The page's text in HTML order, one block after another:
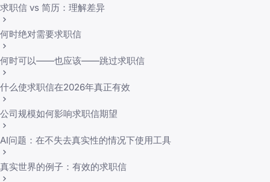
求职信 vs 简历：理解差异
何时绝对需要求职信
何时可以——也应该——跳过求职信
什么使求职信在2026年真正有效
公司规模如何影响求职信期望
AI问题：在不失去真实性的情况下使用工具
真实世界的例子：有效的求职信